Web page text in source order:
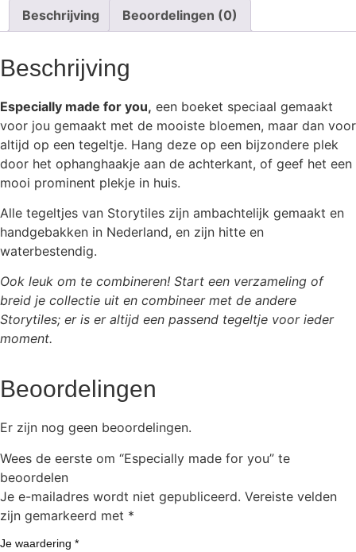
Beschrijving Beoordelingen (0)
Beschrijving
Especially made for you, een boeket speciaal gemaakt
voor jou gemaakt met de mooiste bloemen, maar dan voor
altijd op een tegeltje. Hang deze op een bijzondere plek
door het ophanghaakje aan de achterkant, of geef het een
mooi prominent plekje in huis.
Alle tegeltjes van Storytiles zijn ambachtelijk gemaakt en
handgebakken in Nederland, en zijn hitte en
waterbestendig.
Ook leuk om te combineren! Start een verzameling of
breid je collectie uit en combineer met de andere
Storytiles; er is er altijd een passend tegeltje voor ieder
moment.
Beoordelingen
Er zijn nog geen beoordelingen.
Wees de eerste om “Especially made for you” te
beoordelen
Je e-mailadres wordt niet gepubliceerd. Vereiste velden
zijn gemarkeerd met *
Je waardering *